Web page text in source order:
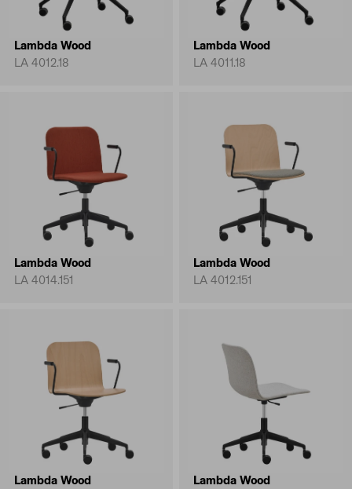
Lambda Wood
LA 4012.18
Lambda Wood
LA 4011.18
Lambda Wood
LA 4014.151
Lambda Wood
LA 4012.151
Lambda Wood
Lambda Wood